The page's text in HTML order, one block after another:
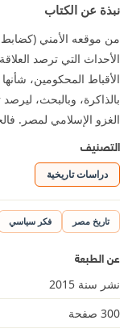
نبذة عن الكتاب
من موقعه الأمني
الأحداث التي ترصد
الأقباط المحكومين،
بالذاكرة، وبالبحث،
الغزو الإسلامي لمصر.
التصنيف
دراسات تاريخية
تاريخ مصر فكر سياسي
عن الطبعة
نشر سنة 2015
300 صفحة